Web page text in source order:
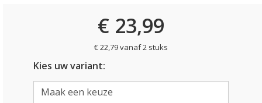
€ 23,99
€ 22,79 vanaf 2 stuks
Kies uw variant: